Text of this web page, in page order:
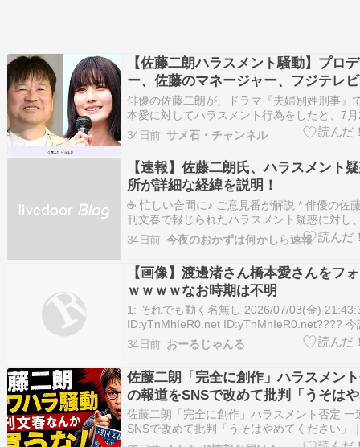
【佐藤二朗ハラスメント騒動】プロ
ー、佐藤のマネージャー、フジテレ
俳優の佐藤二朗が、ドラマ『夫婦別姓刑事』
本愛に対してハラスメント行為をしたと、7
「週刊文春」が報じました。この報道をきっ
スメント騒動は必要以上に拡大しているよう
このニュースを知ったとき、率直に「また
ざりしました。佐藤二…
34日前 サメ石・チャンネル
【速報】佐藤二朗氏、ハラスメント
所が詳細な経緯を説明！
☕ 忙しい合間に♪ ご意見番が解説 * 俳優の佐
刊文春で報じられたハラスメント疑惑に対し
を通じてコメントを発表しました。 * 佐藤氏
に芝居を行ったことがこのような報道になっ
念。すべての『事実』が明らかになることだ
ます」と…
34日前 今夜のおかずは何かしら速報
【画像】渡邊渚さん橋本愛さんをフ
ｗｗｗｗなお時期は不明
1: それでも動く名無し 2026/07/03(金)
ID:yTnMhIeR0.net ID:yTnMhIeR0.net???? 今
注目ニュース【悲報】 グエン・キム・バン容
太陽光発電所から電線を盗んで逮捕される…
サイ…
34日前 おーるじゃんる
佐藤二朗「完全に創作」ハラスメン
の報道をSNSで改めて批判「うそは
さい」
佐藤二朗「完全に創作」ハラスメント否定 一
SNSで改めて批判「うそはやめてください」
ュース俳優の佐藤二朗（57）が3日、フジテ